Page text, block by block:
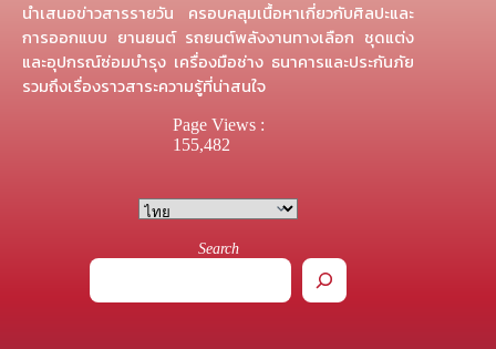
นำเสนอข่าวสารรายวัน ครอบคลุมเนื้อหาเกี่ยวกับศิลปะและ
การออกแบบ ยานยนต์ รถยนต์พลังงานทางเลือก ชุดแต่ง
และอุปกรณ์ซ่อมบำรุง เครื่องมือช่าง ธนาคารและประกันภัย
รวมถึงเรื่องราวสาระความรู้ที่น่าสนใจ
Page Views :
155,482
Search